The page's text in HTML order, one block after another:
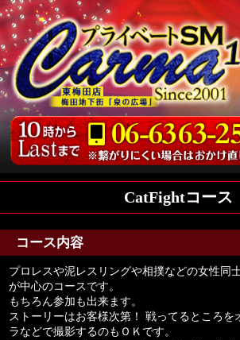
CatFightコース
コース内容
プロレスや泥レスリングや相撲などの女性同
が中心のコースです。
もちろん参加も出来ます。
ストーリーはお客様次第！ 戦ってるところを
ラなどで撮影するのもＯＫです。